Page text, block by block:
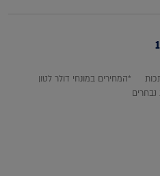
*המחירים במונחי דולר לטון